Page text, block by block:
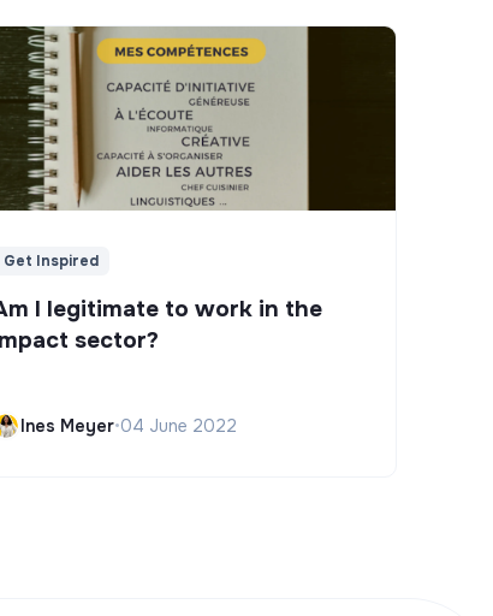
Get Inspired
I legitimate to work in the
sector?
Ines Meyer•04 June 2022